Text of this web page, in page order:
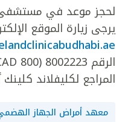
لحجز موعد في مستشفى
يرجى زيارة الموقع
المراجع لكليفلاند
معهد أمراض الجهاز